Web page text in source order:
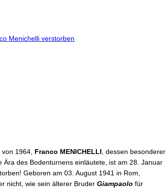
Menichelli verstorben
1964, Franco MENICHELLI , dessen besonderer
Ära des Bodenturnens einläutete, ist am 28. Januar
Geboren am 03. August 1941 in Rom,
nicht, wie sein älterer Bruder Giampaolo für